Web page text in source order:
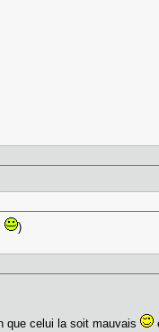
)
que celui la soit mauvais